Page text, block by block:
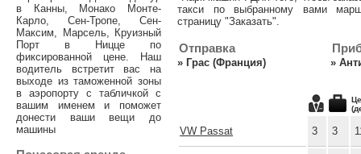
такси по выбранному вами
страницу "Заказать".
Отправка
» Грас (Франция) »
VW Passat 3 3
в Канны, Монако Монте-
Карло, Сен-Тропе, Сен-
Максим, Марсель, Круизный
Порт в Ницце по
фиксированной цене. Наш
водитель встретит вас на
выходе из таможенной зоны
в аэропорту с табличкой с
вашим именем и поможет
донести ваши вещи до
машины